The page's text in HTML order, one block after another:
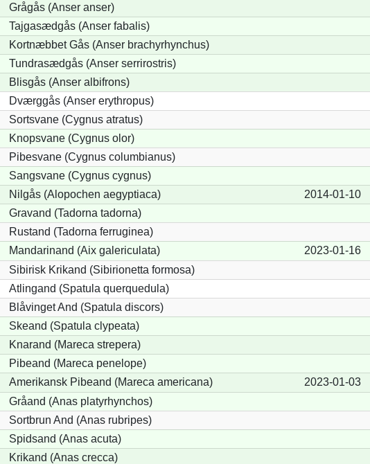
Grågås (Anser anser)
Tajgasædgås (Anser fabalis)
Kortnæbbet Gås (Anser brachyrhynchus)
Tundrasædgås (Anser serrirostris)
Blisgås (Anser albifrons)
Dværggås (Anser erythropus)
Sortsvane (Cygnus atratus)
Knopsvane (Cygnus olor)
Pibesvane (Cygnus columbianus)
Sangsvane (Cygnus cygnus)
Nilgås (Alopochen aegyptiaca) 2014-01-10
Gravand (Tadorna tadorna)
Rustand (Tadorna ferruginea)
Mandarinand (Aix galericulata) 2023-01-16
Sibirisk Krikand (Sibirionetta formosa)
Atlingand (Spatula querquedula)
Blåvinget And (Spatula discors)
Skeand (Spatula clypeata)
Knarand (Mareca strepera)
Pibeand (Mareca penelope)
Amerikansk Pibeand (Mareca americana) 2023-01-03
Gråand (Anas platyrhynchos)
Sortbrun And (Anas rubripes)
Spidsand (Anas acuta)
Krikand (Anas crecca)